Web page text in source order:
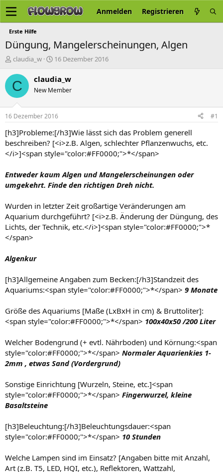
Anmelden Registrieren
Erste Hilfe
Düngung, Mangelerscheinungen, Algen
E
s
t
e
r
claudia_w
E
s
e
t
a
m
16 Dezember 2016
C claudia_w
New Member
16 Dezember 2016 #1
[h3]Probleme:[/h3]Wie lässt sich das Problem generell
beschreiben? [<i>z.B. Algen, schlechter Pflanzenwuchs, etc.
</i>]<span style="color:#FF0000;">*</span>
Entweder kaum Algen und Mangelerscheinungen oder
umgekehrt. Finde den richtigen Dreh nicht.
Wurden in letzter Zeit großartige Veränderungen am
Aquarium durchgeführt? [<i>z.B. Änderung der Düngung, des
Lichts, der Technik, etc.</i>]<span style="color:#FF0000;">*
</span>
Algenkur
[h3]Allgemeine Angaben zum Becken:[/h3]Standzeit des
Aquariums:<span style="color:#FF0000;">*</span> 9 Monate
Größe des Aquariums [Maße (LxBxH in cm) & Bruttoliter]:
<span style="color:#FF0000;">*</span> 100x40x50 /200 Liter
Welcher Bodengrund (+ evtl. Nährboden) und Körnung:<span
style="color:#FF0000;">*</span> Normaler Aquarienkies 1-
2mm , etwas Sand (Vordergrund)
Sonstige Einrichtung [Wurzeln, Steine, etc.]<span
style="color:#FF0000;">*</span> Fingerwurzel, kleine
Basaltsteine
[h3]Beleuchtung:[/h3]Beleuchtungsdauer:<span
style="color:#FF0000;">*</span> 10 Stunden
Welche Lampen sind im Einsatz? [Angaben bitte mit Anzahl,
Art (z.B. T5, LED, HQI, etc.), Reflektoren, Wattzahl,